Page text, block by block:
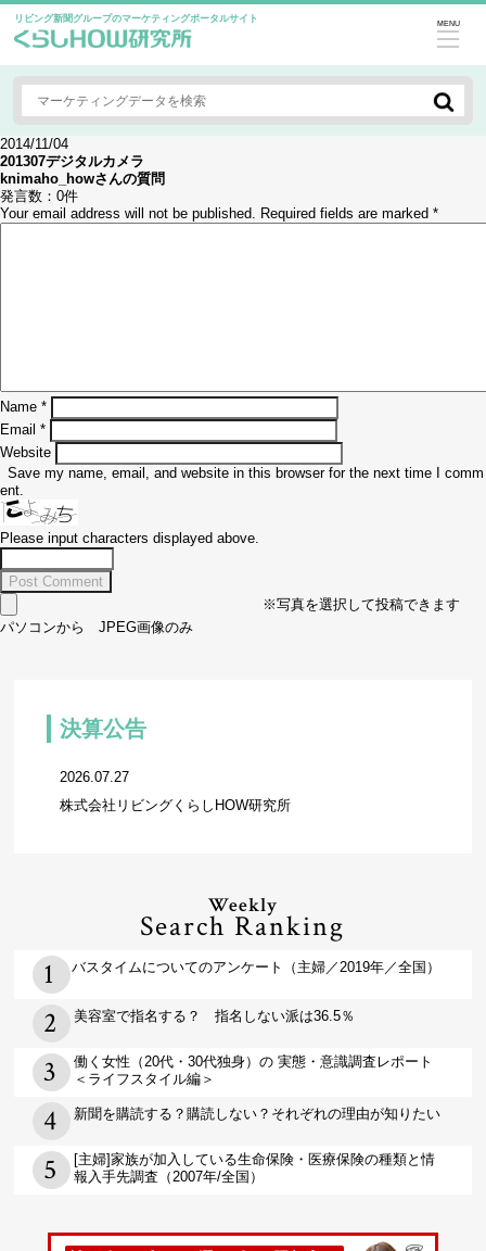
リビング新聞グループのマーケティングポータルサイト MENU
2014/11/04
201307デジタルカメラ
knimaho_howさんの質問
発言数： 0件
Your email address will not be published. Required fields are marked *
Name *
Email *
Website
Save my name, email, and website in this browser for the next time I comm
ent.
Please input characters displayed above.
※写真を選択して投稿できます
パソコンから JPEG画像のみ
決算公告
2026.07.27
株式会社リビングくらしHOW研究所
Weekly
Search Ranking
バスタイムについてのアンケート（主婦／2019年／全国）
美容室で指名する？ 指名しない派は36.5％
働く女性（20代・30代独身）の 実態・意識調査レポート
＜ライフスタイル編＞
新聞を購読する？購読しない？それぞれの理由が知りたい
[主婦]家族が加入している生命保険・医療保険の種類と情
報入手先調査（2007年/全国）